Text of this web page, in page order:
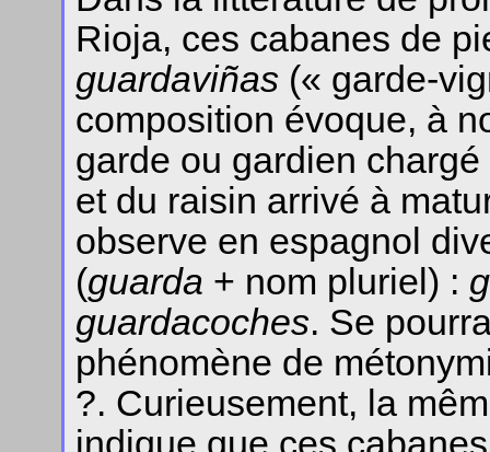
Rioja, ces cabanes de
guardaviñas (« garde-
composition évoque, à
garde ou gardien
et du raisin arrivé à
observe en espagnol
(guarda + nom pluriel) :
guardacoches. Se
phénomène de
?. Curieusement, la
indique que ces